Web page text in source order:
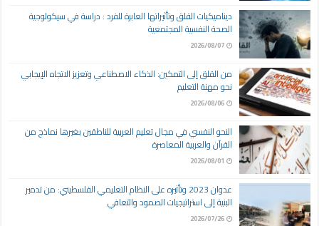
ديناميكيات القلق وتأثيراتها العابرة للفرد : دراسة في سيكولوجية
الصحة النفسية المجتمعية
2026/08/07
من القلق إلى التمكين: الذكاء الاصطناعي وتعزيز الاتجاه الإيجابي
نحو مهنة التعليم
2026/08/06
النحو النفسي في مجال تعليم العربية للناطقين بغيرها نماذج من
القرآن والعربية المعاصرة
2026/08/01
عدوان 2023 وتأثيره على النظام التعليمي الفلسطيني: من تدمير
البنية إلى استراتيجيات الصمود والتعافي
2026/07/26